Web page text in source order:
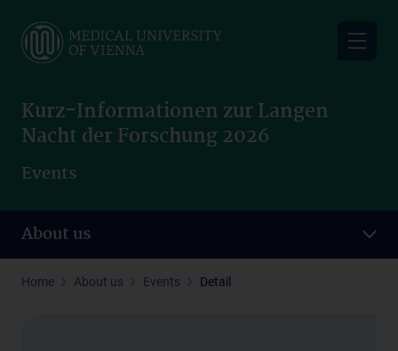
main
Kurz-Informationen zur Langen
Nacht der Forschung 2026
Events
About us
Home About us Events Detail